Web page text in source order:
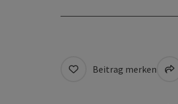
Beitrag merken